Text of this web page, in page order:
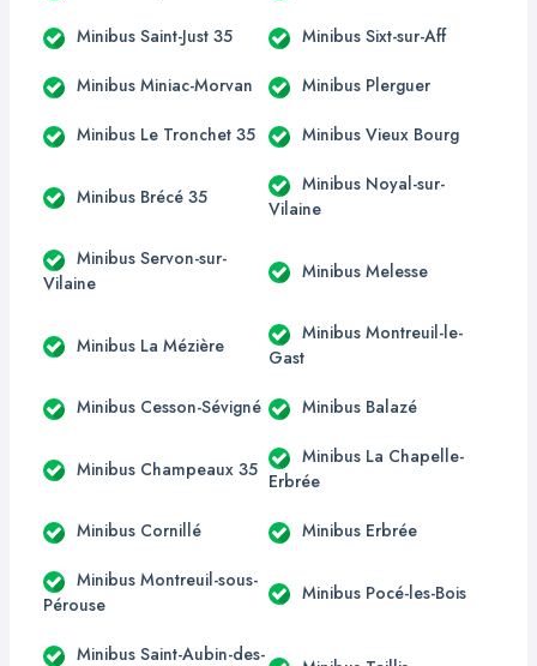
Minibus Saint-Just 35 Minibus Sixt-sur-Aff
Minibus Miniac-Morvan Minibus Plerguer
Minibus Le Tronchet 35 Minibus Vieux Bourg
Minibus Brécé 35
Minibus Noyal-sur-
Vilaine
Minibus Servon-sur-
Vilaine
Minibus Melesse
Minibus La Mézière
Minibus Montreuil-le-
Gast
Minibus Cesson-Sévigné Minibus Balazé
Minibus Champeaux 35
Minibus La Chapelle-
Erbrée
Minibus Cornillé Minibus Erbrée
Minibus Montreuil-sous-
Pérouse
Minibus Pocé-les-Bois
Minibus Saint-Aubin-des-